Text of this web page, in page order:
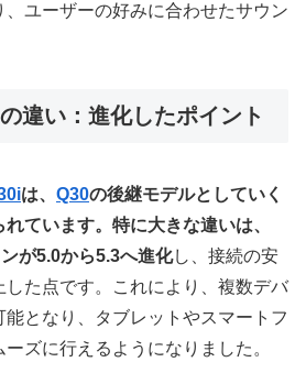
、ユーザーの好みに合わせたサウン
違い：進化したポイント
は、 Q30の後継モデルとしていく
ています。特に大きな違いは、
が5.0から5.3へ進化し、接続の安
した点です。これにより、複数デバ
となり、タブレットやスマートフ
ズに行えるようになりました。